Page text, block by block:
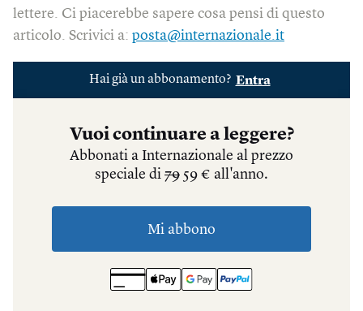
lettere. Ci piacerebbe sapere cosa pensi di questo
articolo. Scrivici a: posta@internazionale.it